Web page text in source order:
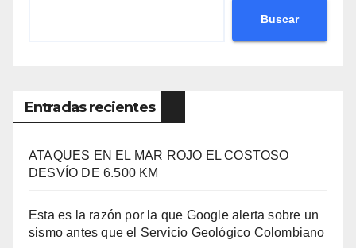
Buscar
Entradas recientes
ATAQUES EN EL MAR ROJO EL COSTOSO
DESVÍO DE 6.500 KM
Esta es la razón por la que Google alerta sobre un
sismo antes que el Servicio Geológico Colombiano